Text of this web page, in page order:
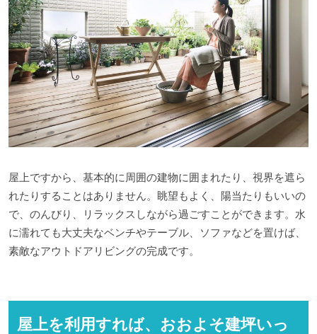
屋上ですから、基本的に周囲の建物に囲まれたり、視界を遮ら
れたりすることはありません。眺望もよく、陽当たりもいいの
で、のんびり、リラックスしながら過ごすことができます。水
に濡れても大丈夫なベンチやテーブル、ソファなどを置けば、
素敵なアウトドアリビングの完成です。
屋上を利用すれば、おおよそ建坪いっ